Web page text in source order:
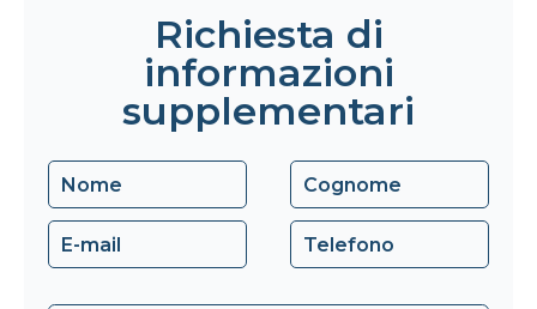
Richiesta di
informazioni
supplementari